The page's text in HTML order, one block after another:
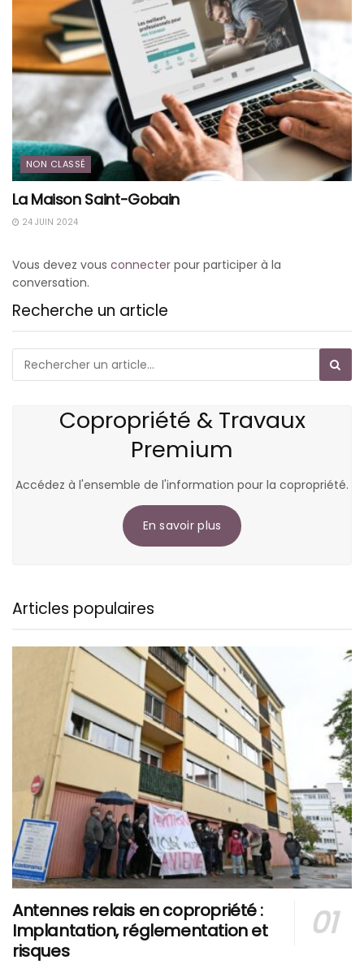
NON CLASSÉ
La Maison Saint-Gobain
24 JUIN 2024
Vous devez vous connecter pour participer à la
conversation.
Recherche un article
Copropriété & Travaux
Premium
Accédez à l'ensemble de l'information pour la copropriété.
En savoir plus
Articles populaires
Antennes relais en copropriété :
Implantation, réglementation et
risques